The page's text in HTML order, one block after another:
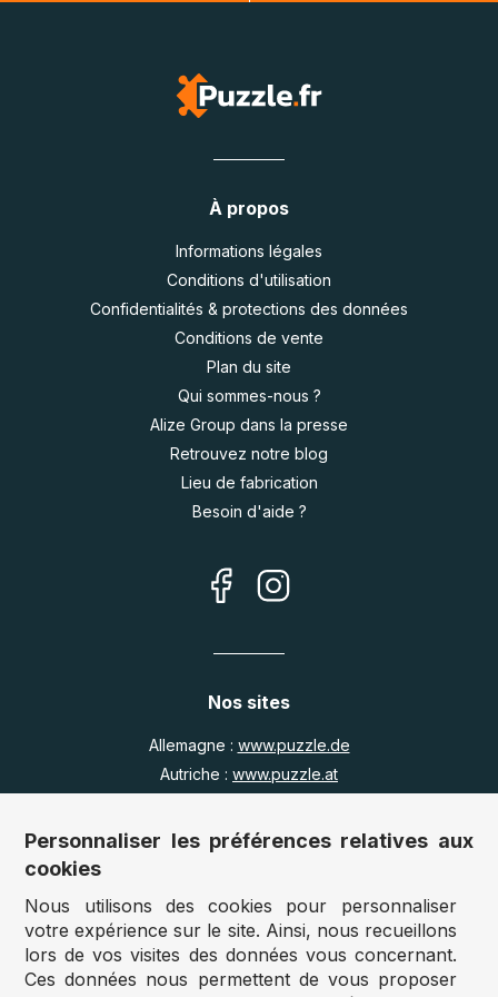
À propos
Informations légales
Conditions d'utilisation
Confidentialités & protections des données
Conditions de vente
Plan du site
Qui sommes-nous ?
Alize Group dans la presse
Retrouvez notre blog
Lieu de fabrication
Besoin d'aide ?
Nos sites
Allemagne : www.puzzle.de
Autriche : www.puzzle.at
Royaume Uni :
www.jigsawpuzzle.co.uk
Accès revendeurs / détaillants
Vous avez un magasin ?
Vous souhaitez accéder à nos prix revendeurs ?
Personnaliser les préférences relatives aux
cookies
Nous utilisons des cookies pour personnaliser
votre expérience sur le site. Ainsi, nous recueillons
lors de vos visites des données vous concernant.
Ces données nous permettent de vous proposer